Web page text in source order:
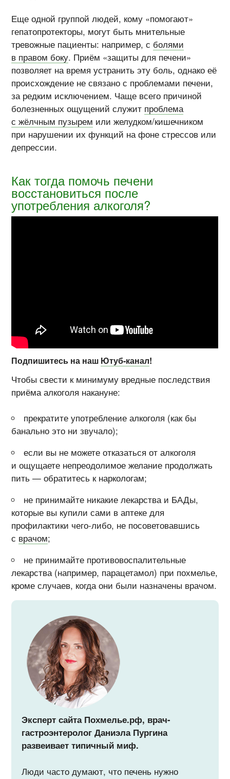
Еще одной группой людей, кому «помогают»
гепатопротекторы, могут быть мнительные
тревожные пациенты: например, с болями
в правом боку. Приём «защиты для печени»
позволяет на время устранить эту боль, однако её
происхождение не связано с проблемами печени,
за редким исключением. Чаще всего причиной
болезненных ощущений служит проблема
с жёлчным пузырем или желудком/кишечником
при нарушении их функций на фоне стрессов или
депрессии.
Как тогда помочь печени
восстановиться после
употребления алкоголя?
Подпишитесь на наш Ютуб-канал!
Чтобы свести к минимуму вредные последствия
приёма алкоголя накануне:
прекратите употребление алкоголя (как бы
банально это ни звучало);
если вы не можете отказаться от алкоголя
и ощущаете непреодолимое желание продолжать
пить — обратитесь к наркологам;
не принимайте никакие лекарства и БАДы,
которые вы купили сами в аптеке для
профилактики чего-либо, не посоветовавшись
с врачом;
не принимайте противовоспалительные
лекарства (например, парацетамол) при похмелье,
кроме случаев, когда они были назначены врачом.
Эксперт сайта Похмелье.рф, врач-
гастроэнтеролог Даниэла Пургина
развеивает типичный миф.
Люди часто думают, что печень нужно